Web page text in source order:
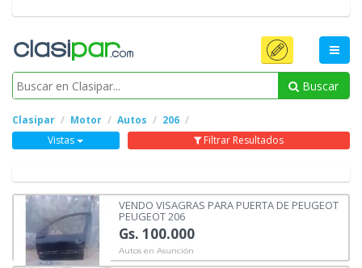
Buscar
Clasipar Motor Autos
206
Vistas
Filtrar Resultados
VENDO VISAGRAS PARA PUERTA DE PEUGEOT
PEUGEOT 206
Gs. 100.000
Autos en Asunción